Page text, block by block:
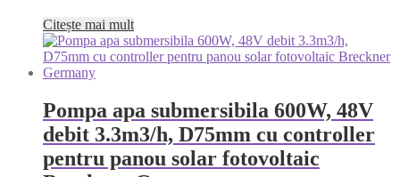
Citește mai mult
Pompa apa submersibila 600W, 48V
debit 3.3m3/h, D75mm cu controller
pentru panou solar fotovoltaic